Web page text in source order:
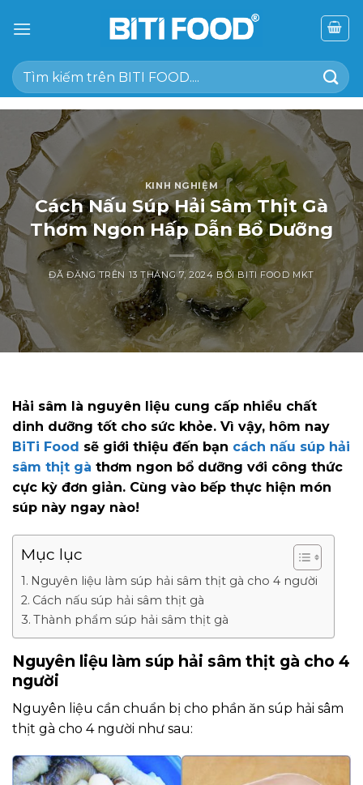
đến
dung
Tìm
kiếm:
KINH NGHIỆM
Cách Nấu Súp Hải Sâm Thịt Gà
Thơm Ngon Hấp Dẫn Bổ Dưỡng
ĐÃ ĐĂNG TRÊN 13 THÁNG 7, 2024 BỞIBITI FOOD MKT
Hải sâm là nguyên liệu cung cấp nhiều chất
dinh dưỡng tốt cho sức khỏe. Vì vậy, hôm nay
BiTi Food sẽ giới thiệu đến bạn cách nấu súp hải
sâm thịt gà thơm ngon bổ dưỡng với công thức
cực kỳ đơn giản. Cùng vào bếp thực hiện món
súp này ngay nào!
Mục lục
Nguyên liệu làm súp hải sâm thịt gà cho 4 người
Cách nấu súp hải sâm thịt gà
Thành phẩm súp hải sâm thịt gà
Nguyên liệu làm súp hải sâm thịt gà cho 4
người
Nguyên liệu cần chuẩn bị cho phần ăn súp hải sâm
thịt gà cho 4 người như sau: